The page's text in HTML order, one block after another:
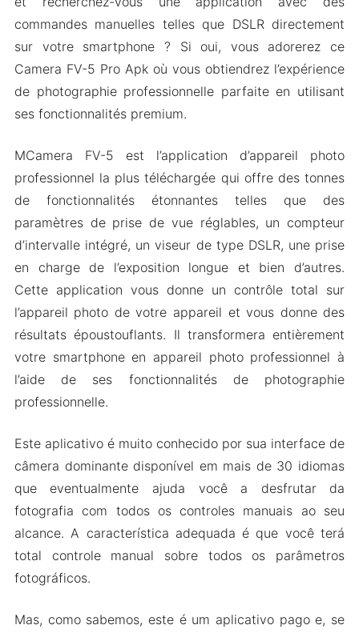
commandes manuelles telles que DSLR directement
sur votre smartphone ? Si oui, vous adorerez ce
Camera FV-5 Pro Apk où vous obtiendrez l’expérience
de photographie professionnelle parfaite en utilisant
ses fonctionnalités premium.
MCamera FV-5 est l’application d’appareil photo
professionnel la plus téléchargée qui offre des tonnes
de fonctionnalités étonnantes telles que des
paramètres de prise de vue réglables, un compteur
d’intervalle intégré, un viseur de type DSLR, une prise
en charge de l’exposition longue et bien d’autres.
Cette application vous donne un contrôle total sur
l’appareil photo de votre appareil et vous donne des
résultats époustouflants. Il transformera entièrement
votre smartphone en appareil photo professionnel à
l’aide de ses fonctionnalités de photographie
professionnelle.
Este aplicativo é muito conhecido por sua interface de
câmera dominante disponível em mais de 30 idiomas
que eventualmente ajuda você a desfrutar da
fotografia com todos os controles manuais ao seu
alcance. A característica adequada é que você terá
total controle manual sobre todos os parâmetros
fotográficos.
Mas, como sabemos, este é um aplicativo pago e, se